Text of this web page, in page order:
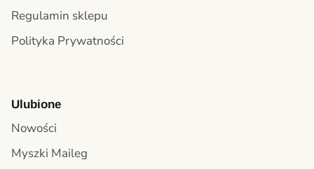
Regulamin sklepu
Polityka Prywatności
Ulubione
Nowości
Myszki Maileg